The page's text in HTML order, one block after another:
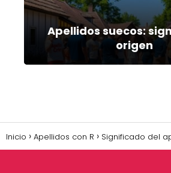
Apellidos suecos:
origen
Inicio Apellidos con R Significado del